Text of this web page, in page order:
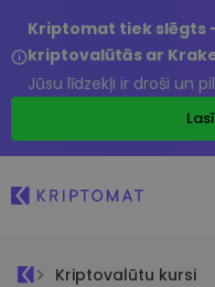
Kriptomat tiek slēgts
kriptovalūtās ar
Jūsu līdzekļi ir droši un
Kriptovalūtu kursi